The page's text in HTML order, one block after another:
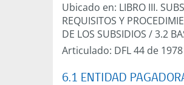
Ubicado en: LIBRO III.
REQUISITOS Y
DE LOS SUBSIDIOS /3.2
Articulado: DFL 44 de
6.1 ENTIDAD